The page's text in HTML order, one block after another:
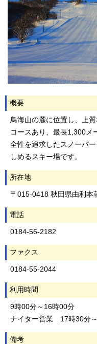
概要
鳥海山の麓に位置し、上
コースあり、最長1,300メ
全性を追求したスノーパ
しめるスキー場です。
所在地
〒015-0418 秋田県由利本
電話
0184-56-2182
ファクス
0184-55-2044
利用時間
9時00分～16時00分
ナイター営業 17時30分
備考